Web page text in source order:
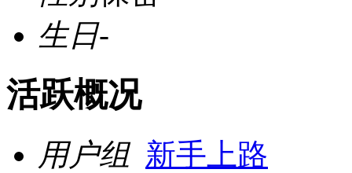
生日-
活跃概况
用户组 新手上路